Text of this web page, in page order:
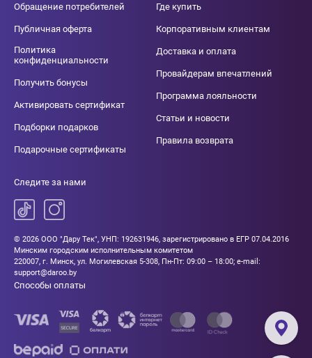
Обращение потребителей
Публичная оферта
Политика
конфиденциальности
Получить бонусы
Активировать сертификат
Подборки подарков
Подарочные сертификаты
Где купить
Корпоративным клиентам
Доставка и оплата
Провайдерам впечатлений
Программа лояльности
Статьи и новости
Правила возврата
Следите за нами
© 2026 ООО "Дару Тек", УНП: 192631946, зарегистрировано в ЕГР 07.04.2016
Минским городским исполнительным комитетом
220007, г. Минск, ул. Могилевская 5-308, Пн-Пт: 09:00 – 18:00; e-mail:
support@daroo.by
Способы оплаты